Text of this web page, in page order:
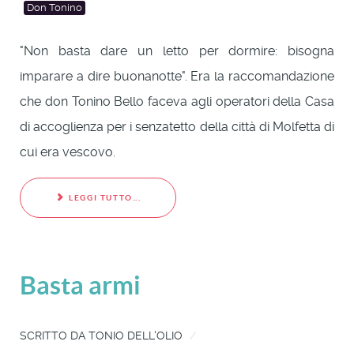
Don Tonino
"Non basta dare un letto per dormire: bisogna
imparare a dire buonanotte". Era la raccomandazione
che don Tonino Bello faceva agli operatori della Casa
di accoglienza per i senzatetto della città di Molfetta di
cui era vescovo.
LEGGI TUTTO...
Basta armi
SCRITTO DA TONIO DELL'OLIO